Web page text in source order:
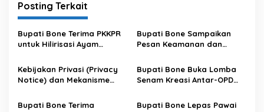
Posting Terkait
Bupati Bone Terima PKKPR
untuk Hilirisasi Ayam
Bupati Bone Sampaikan
Pesan Keamanan dan
Kebijakan Privasi (Privacy
Notice) dan Mekanisme
Data pada Portal Bone
Bupati Bone Buka Lomba
Senam Kreasi Antar-OPD
Bupati Bone Terima
Bupati Bone Lepas Pawai